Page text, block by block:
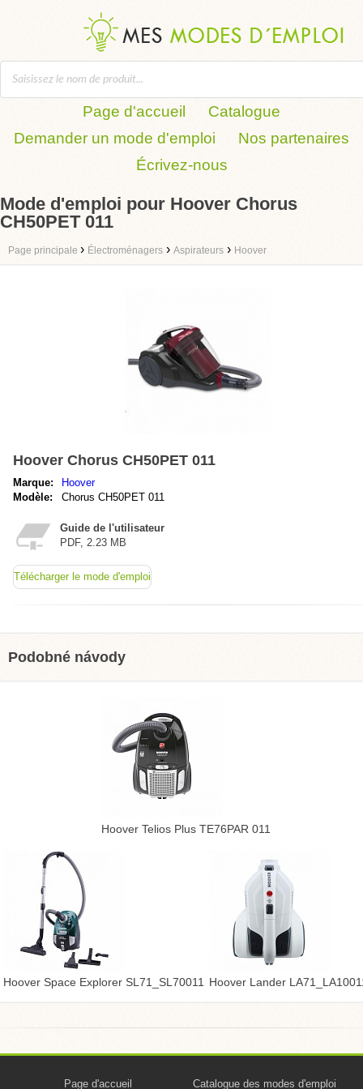
Page d'accueil
Catalogue
Demander un mode d'emploi
Nos partenaires
Écrivez-nous
Mode d'emploi pour Hoover Chorus
CH50PET 011
Page principale › Électroménagers › Aspirateurs › Hoover
Hoover Chorus CH50PET 011
Marque:
Hoover
Modèle:
Chorus CH50PET 011
Guide de l'utilisateur
PDF, 2.23 MB
Télécharger le mode d'emploi
Podobné návody
Hoover Telios Plus TE76PAR 011
Hoover Space Explorer SL71_SL70011 Hoover Lander
Page d'accueil Catalogue des modes d'emploi